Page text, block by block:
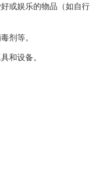
或娱乐的物品（如自行
剂等。
和设备。